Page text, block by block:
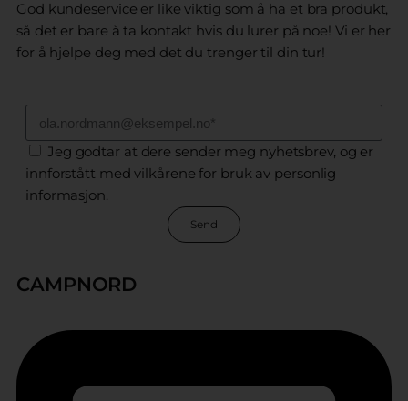
God kundeservice er like viktig som å ha et bra produkt,
så det er bare å ta kontakt hvis du lurer på noe! Vi er her
for å hjelpe deg med det du trenger til din tur!
Jeg godtar at dere sender meg nyhetsbrev, og er
innforstått med vilkårene for bruk av personlig
informasjon.
Send
CAMPNORD